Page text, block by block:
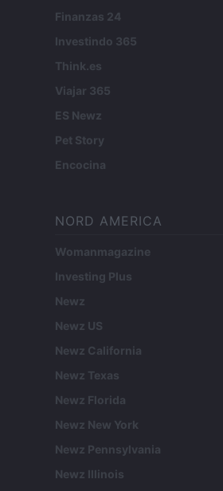
Finanzas 24
Investindo 365
Think.es
Viajar 365
ES Newz
Pet Story
Encocina
NORD AMERICA
Womanmagazine
Investing Plus
Newz
Newz US
Newz California
Newz Texas
Newz Florida
Newz New York
Newz Pennsylvania
Newz Illinois